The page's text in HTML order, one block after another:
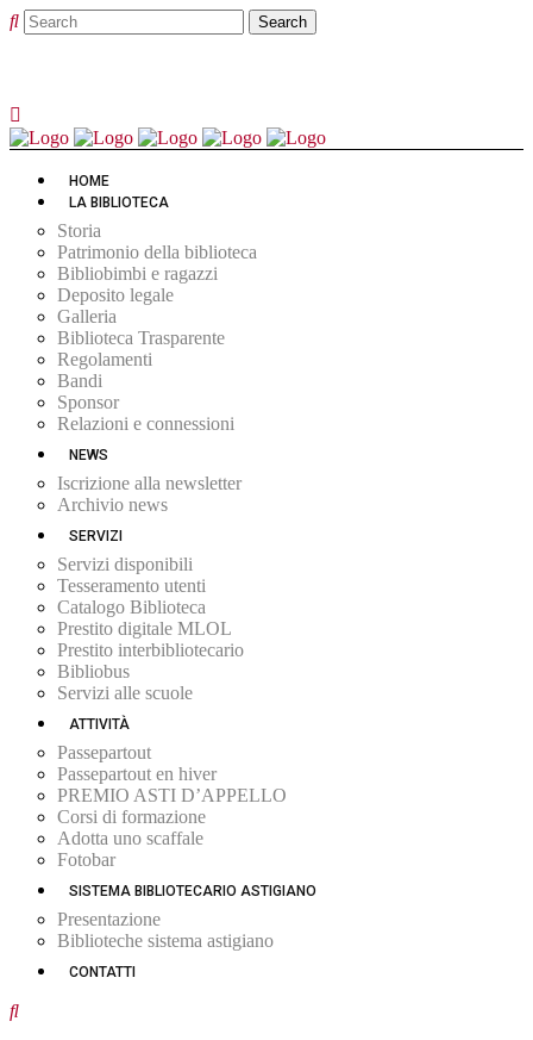
HOME
LA BIBLIOTECA
Storia
Patrimonio della biblioteca
Bibliobimbi e ragazzi
Deposito legale
Galleria
Biblioteca Trasparente
Regolamenti
Bandi
Sponsor
Relazioni e connessioni
NEWS
Iscrizione alla newsletter
Archivio news
SERVIZI
Servizi disponibili
Tesseramento utenti
Catalogo Biblioteca
Prestito digitale MLOL
Prestito interbibliotecario
Bibliobus
Servizi alle scuole
ATTIVITÀ
Passepartout
Passepartout en hiver
PREMIO ASTI D’APPELLO
Corsi di formazione
Adotta uno scaffale
Fotobar
SISTEMA BIBLIOTECARIO ASTIGIANO
Presentazione
Biblioteche sistema astigiano
CONTATTI